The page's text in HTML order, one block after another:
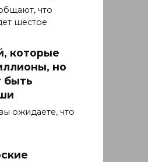
что
шестое
которые
но
быть
ожидаете, что